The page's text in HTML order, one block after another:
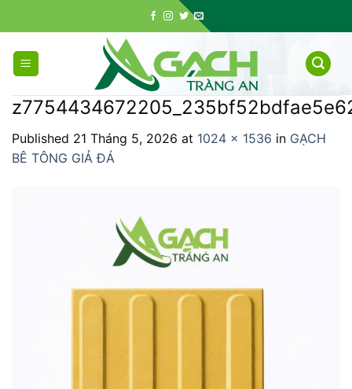
to
content
Published 21 Tháng 5, 2026 at 1024 × 1536 in GẠCH
BÊ TÔNG GIẢ ĐÁ